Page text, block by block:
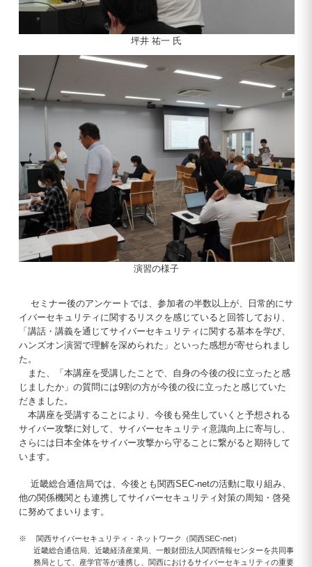
坪井 祐一 氏
演習の様子
セミナー後のアンケートでは、参加者の半数以上が、日常的にサ
イバーセキュリティに関するリスクを感じていると回答しており、
「講話・講義を通じてサイバーセキュリティに関する基本を学び、
ハンズオン演習で理解を深められた」といった感想が寄せられまし
た。
また、「本講座を受講したことで、自身の今後の役に立ったと感
じましたか」の質問には9割の方が今後の役に立ったと感じていた
だきました。
本講座を受講することにより、今後も発生していくと予想される
サイバー攻撃に対して、サイバーセキュリティ意識向上に寄与し、
さらには日本全体をサイバー攻撃から守ることに繋がると期待して
います。
近畿総合通信局では、今後とも関西SEC-netの活動に取り組み、
他の関係機関とも連携してサイバーセキュリティ対策の周知・啓発
に努めてまいります。
※ 関西サイバーセキュリティ・ネットワーク（関西SEC-net）
近畿総合通信局、近畿経済産業局、一般財団法人関西情報センターを共同事
務局として、産学官等が連携し、関西におけるサイバーセキュリティの重要